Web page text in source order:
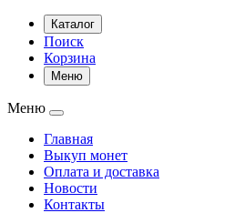
Каталог
Поиск
Корзина
Меню
Меню
Главная
Выкуп монет
Оплата и доставка
Новости
Контакты